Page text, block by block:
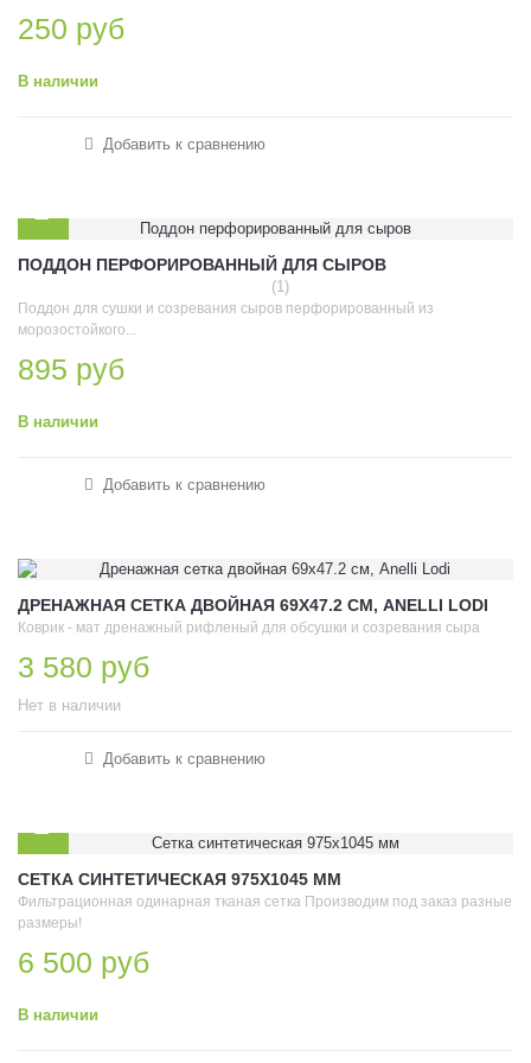
250 руб
В наличии
Добавить к сравнению
ПОДДОН ПЕРФОРИРОВАННЫЙ ДЛЯ СЫРОВ
(1)
Поддон для сушки и созревания сыров перфорированный из
морозостойкого...
895 руб
В наличии
Добавить к сравнению
ДРЕНАЖНАЯ СЕТКА ДВОЙНАЯ 69Х47.2 СМ, ANELLI LODI
Коврик - мат дренажный рифленый для обсушки и созревания сыра
3 580 руб
Нет в наличии
Добавить к сравнению
СЕТКА СИНТЕТИЧЕСКАЯ 975Х1045 ММ
Фильтрационная одинарная тканая сетка Производим под заказ разные
размеры!
6 500 руб
В наличии